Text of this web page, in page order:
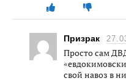
Призрак
Просто сам
свой навоз в